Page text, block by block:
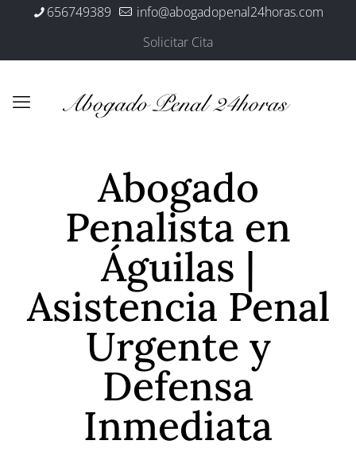
656749389
info@abogadopenal24horas.com
Solicitar Cita
Abogado
Penalista en
Águilas |
Asistencia Penal
Urgente y
Defensa
Inmediata